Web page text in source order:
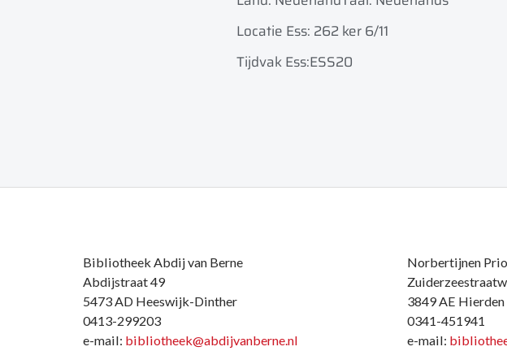
Locatie Ess: 262 ker 6/11
Tijdvak Ess:ESS20
Bibliotheek Abdij van Berne
Abdijstraat 49
5473 AD Heeswijk-Dinther
0413-299203
e-mail: bibliotheek@abdijvanberne.nl
Norbertijnen
3849 AE Hierden
0341-451941
e-mail: